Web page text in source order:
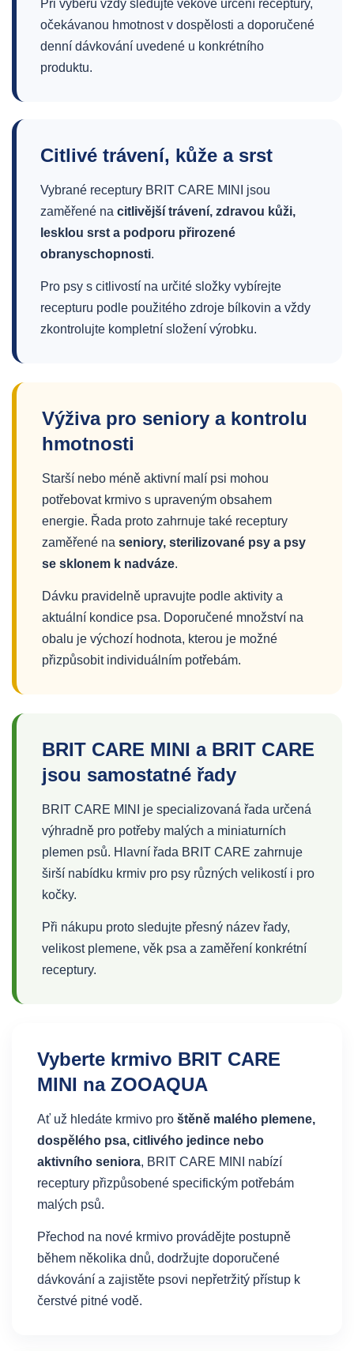
Při výběru vždy sledujte věkové určení receptury,
očekávanou hmotnost v dospělosti a doporučené
denní dávkování uvedené u konkrétního
produktu.
Citlivé trávení, kůže a srst
Vybrané receptury BRIT CARE MINI jsou
zaměřené na citlivější trávení, zdravou kůži,
lesklou srst a podporu přirozené
obranyschopnosti.
Pro psy s citlivostí na určité složky vybírejte
recepturu podle použitého zdroje bílkovin a vždy
zkontrolujte kompletní složení výrobku.
Výživa pro seniory a kontrolu
hmotnosti
Starší nebo méně aktivní malí psi mohou
potřebovat krmivo s upraveným obsahem
energie. Řada proto zahrnuje také receptury
zaměřené na seniory, sterilizované psy a psy
se sklonem k nadváze.
Dávku pravidelně upravujte podle aktivity a
aktuální kondice psa. Doporučené množství na
obalu je výchozí hodnota, kterou je možné
přizpůsobit individuálním potřebám.
BRIT CARE MINI a BRIT CARE
jsou samostatné řady
BRIT CARE MINI je specializovaná řada určená
výhradně pro potřeby malých a miniaturních
plemen psů. Hlavní řada BRIT CARE zahrnuje
širší nabídku krmiv pro psy různých velikostí i pro
kočky.
Při nákupu proto sledujte přesný název řady,
velikost plemene, věk psa a zaměření konkrétní
receptury.
Vyberte krmivo BRIT CARE
MINI na ZOOAQUA
Ať už hledáte krmivo pro štěně malého plemene,
dospělého psa, citlivého jedince nebo
aktivního seniora, BRIT CARE MINI nabízí
receptury přizpůsobené specifickým potřebám
malých psů.
Přechod na nové krmivo provádějte postupně
během několika dnů, dodržujte doporučené
dávkování a zajistěte psovi nepřetržitý přístup k
čerstvé pitné vodě.